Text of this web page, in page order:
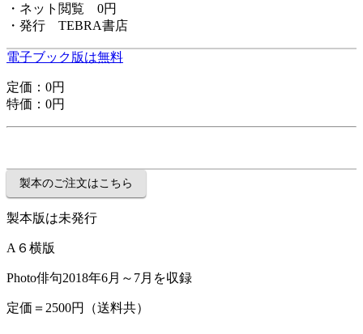
・ネット閲覧 0円
・発行 TEBRA書店
電子ブック版は無料
定価：0円
特価：0円
製本版は未発行
A６横版
Photo俳句2018年6月～7月を収録
定価＝2500円（送料共）